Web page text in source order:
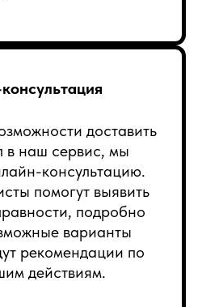
доставить
в наш сервис, мы
консультацию.
помогут выявить
подробно
варианты
рекомендации по
действиям.